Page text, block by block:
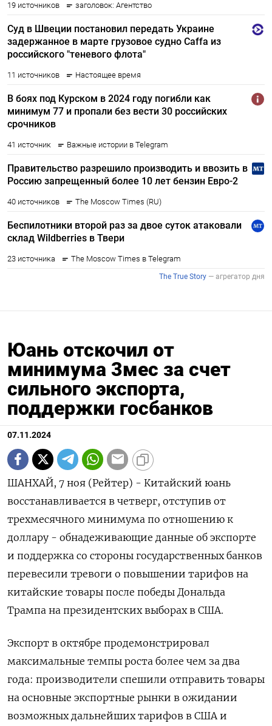
Юань отскочил от
минимума 3мес за счет
сильного экспорта,
поддержки госбанков
07.11.2024
ШАНХАЙ, 7 ноя (Рейтер) - Китайский юань
восстанавливается в четверг, отступив от
трехмесячного минимума по отношению к
доллару - обнадеживающие данные об экспорте
и поддержка со стороны государственных банков
перевесили тревоги о повышении тарифов на
китайские товары после победы Дональда
Трампа на президентских выборах в США.
Экспорт в октябре продемонстрировал
максимальные темпы роста более чем за два
года: производители спешили отправить товары
на основные экспортные рынки в ожидании
возможных дальнейших тарифов в США и